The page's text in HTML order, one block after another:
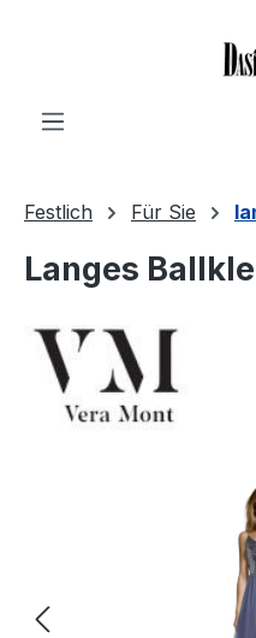
Festlich Für Sie
Langes
Bildergalerie